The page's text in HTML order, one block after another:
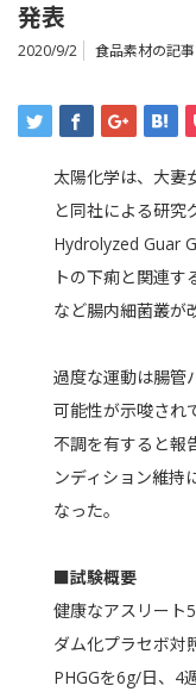
発表
2020/9/2 食品素材の記事
太陽化学は、大妻
と同社による研究
Hydrolyzed Guar
トの下痢と関連す
など腸内細菌叢が
過度な運動は腸管
可能性が示唆され
不調を有すると報
ンディション維持
なった。
■試験概要
健康なアスリート
ダム化プラセボ対
PHGGを6g/日、4